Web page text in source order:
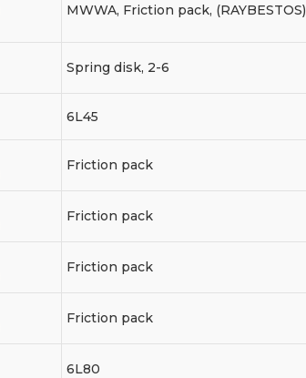
MWWA, Friction pack, (RAYBESTOS)
Spring disk, 2-6
6L45
Friction pack
Friction pack
Friction pack
Friction pack
6L80